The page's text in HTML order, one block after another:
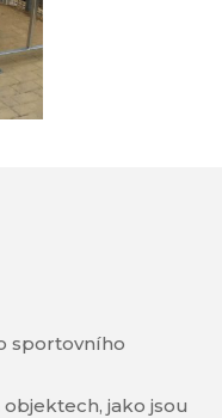
sportovního
jako jsou